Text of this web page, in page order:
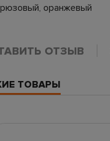
оранжевый
ОТЗЫВ
ТОВАРЫ